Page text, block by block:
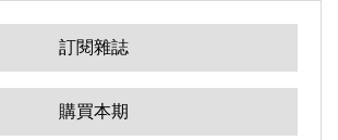
的分析結果告訴管理者該如何進行判斷；
為例，透過客戶的交期、生產的需求、供
最佳的採購數量與時
秣馬、擴大境界
訂閱雜誌
購買本期